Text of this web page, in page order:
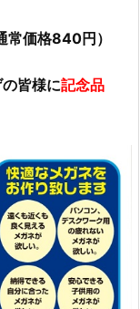
常価格840円）
皆様に記念品